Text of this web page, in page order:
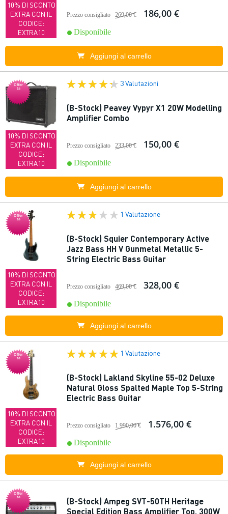
10% DI SCONTO
EXTRA CON IL
CODICE:
EXTRA10
Prezzo consigliato 269,00 € 186,00 €
Disponibile
Aggiungi al carrello
Offer
ta
10% DI SCONTO
EXTRA CON IL
CODICE:
EXTRA10
3 Valutazioni
(B-Stock) Peavey Vypyr X1 20W Modelling
Amplifier Combo
Prezzo consigliato 233,00 € 150,00 €
Disponibile
Aggiungi al carrello
Offer
ta
10% DI SCONTO
EXTRA CON IL
CODICE:
EXTRA10
1 Valutazione
(B-Stock) Squier Contemporary Active
Jazz Bass HH V Gunmetal Metallic 5-
String Electric Bass Guitar
Prezzo consigliato 469,00 € 328,00 €
Disponibile
Aggiungi al carrello
Offer
ta
10% DI SCONTO
EXTRA CON IL
CODICE:
EXTRA10
1 Valutazione
(B-Stock) Lakland Skyline 55-02 Deluxe
Natural Gloss Spalted Maple Top 5-String
Electric Bass Guitar
Prezzo consigliato 1.990,00 € 1.576,00 €
Disponibile
Aggiungi al carrello
Offer
ta
(B-Stock) Ampeg SVT-50TH Heritage
Special Edition Bass Amplifier Top, 300W